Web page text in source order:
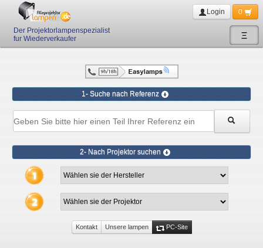
Ξ
Der Projektorlampenspezialist
fur Wiederverkaufer
Login 0
1- Suche nach Referenz
2- Nach Projektor suchen
Kontakt Unsere lampen PC-Site